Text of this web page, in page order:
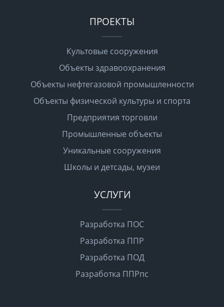
ПРОЕКТЫ
Культовые сооружения
Объекты здравоохранения
Объекты нефтегазовой промышленности
Объекты физической культуры и спорта
Предприятия торговли
Промышленные объекты
Уникальные сооружения
Школы и детсады, музеи
УСЛУГИ
Разработка ПОС
Разработка ППР
Разработка ПОД
Разработка ППРпс